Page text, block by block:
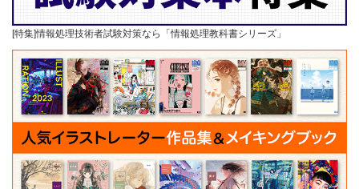
[特集]情報処理技術者試験対策なら「情報処理教科書シリーズ」